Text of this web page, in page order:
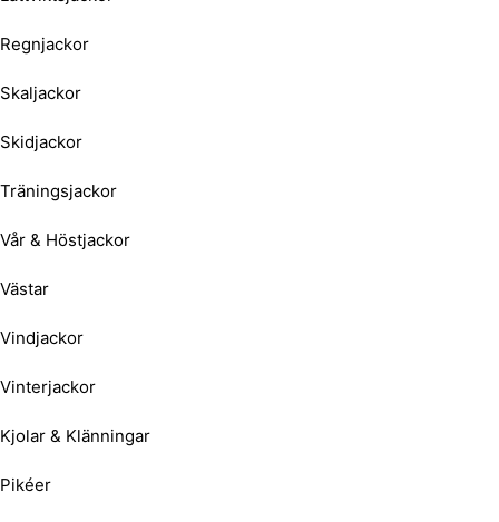
Regnjackor
Skaljackor
Skidjackor
Träningsjackor
Vår & Höstjackor
Västar
Vindjackor
Vinterjackor
Kjolar & Klänningar
Pikéer